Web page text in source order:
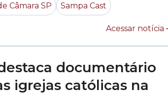
a consolidação do SUS (Sistema Único de... »
Câmara SP Sampa Cast
Acessar notícia
documentário
igrejas católicas na